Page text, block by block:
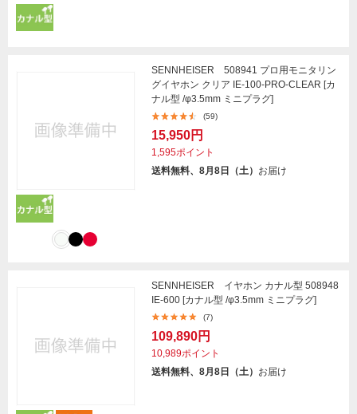
SENNHEISER 508941 プロ用モニタリン
グイヤホン クリア IE-100-PRO-CLEAR [カ
ナル型 /φ3.5mm ミニプラグ]
(59)
15,950円
1,595ポイント
送料無料、8月8日（土） お届け
SENNHEISER イヤホン カナル型 508948
IE-600 [カナル型 /φ3.5mm ミニプラグ]
(7)
109,890円
10,989ポイント
送料無料、8月8日（土） お届け